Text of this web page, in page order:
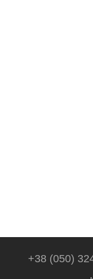
+38 (050)